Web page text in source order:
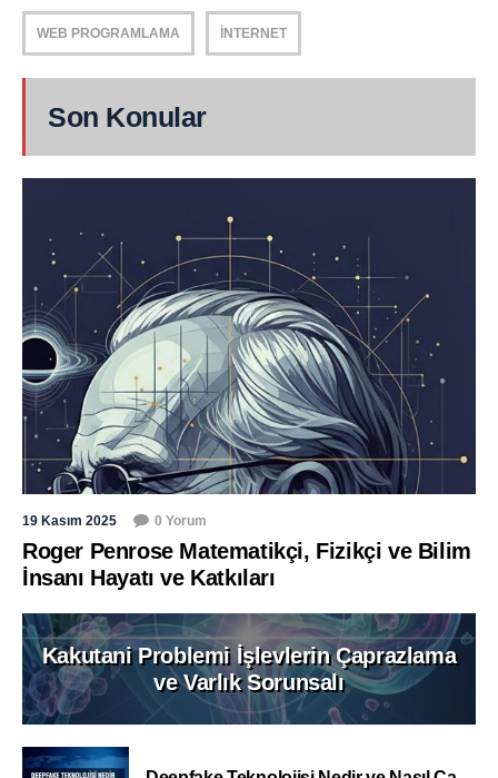
WEB PROGRAMLAMA İNTERNET
Son Konular
19 Kasım 2025 0 Yorum
Roger Penrose Matematikçi, Fizikçi ve Bilim
İnsanı Hayatı ve Katkıları
Kakutani Problemi İşlevlerin Çaprazlama
ve Varlık Sorunsalı